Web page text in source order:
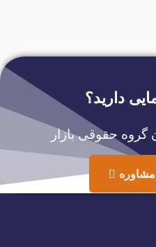
دارید؟
گروه حقوقی بازار